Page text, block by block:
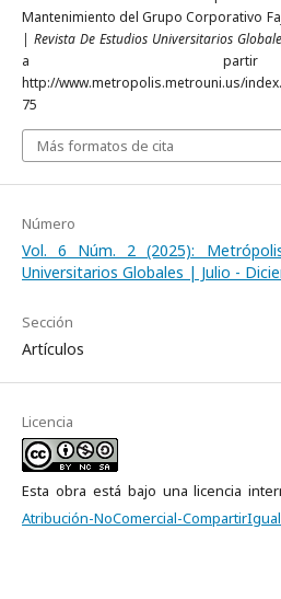
Mantenimiento del Grupo Corporativo
| Revista De Estudios Universitarios
a
http://www.metropolis.metrouni.us/
75
Más formatos de cita
Número
Vol. 6 Núm. 2 (2025):
Universitarios Globales | Julio -
Sección
Artículos
Licencia
Esta obra está bajo una licencia
Atribución-NoComercial-